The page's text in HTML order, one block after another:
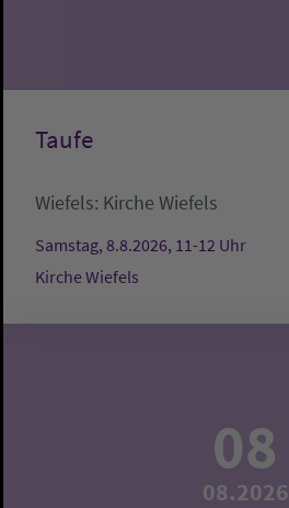
Taufe
Wiefels: Kirche Wiefels
Samstag, 8.8.2026, 11-12 Uhr
Kirche Wiefels
08
08.2026